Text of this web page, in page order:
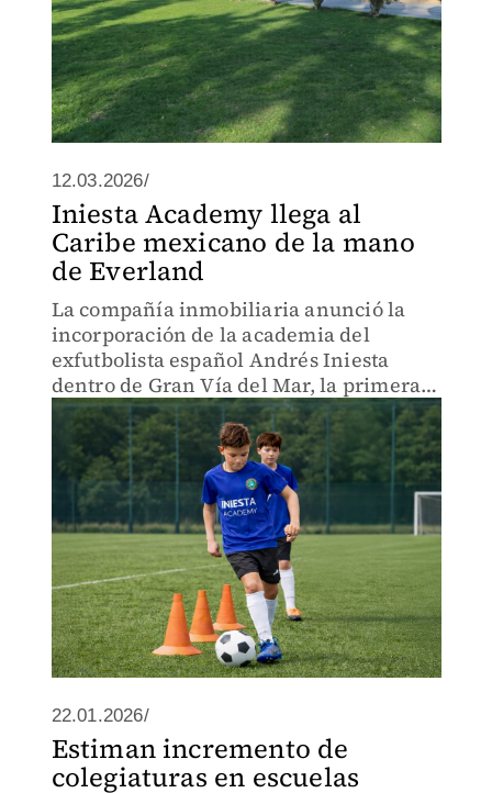
12.03.2026/
Iniesta Academy llega al
Caribe mexicano de la mano
de Everland
La compañía inmobiliaria anunció la
incorporación de la academia del
exfutbolista español Andrés Iniesta
dentro de Gran Vía del Mar, la primera
comunidad planeada en Puerto Morelos
22.01.2026/
Estiman incremento de
colegiaturas en escuelas